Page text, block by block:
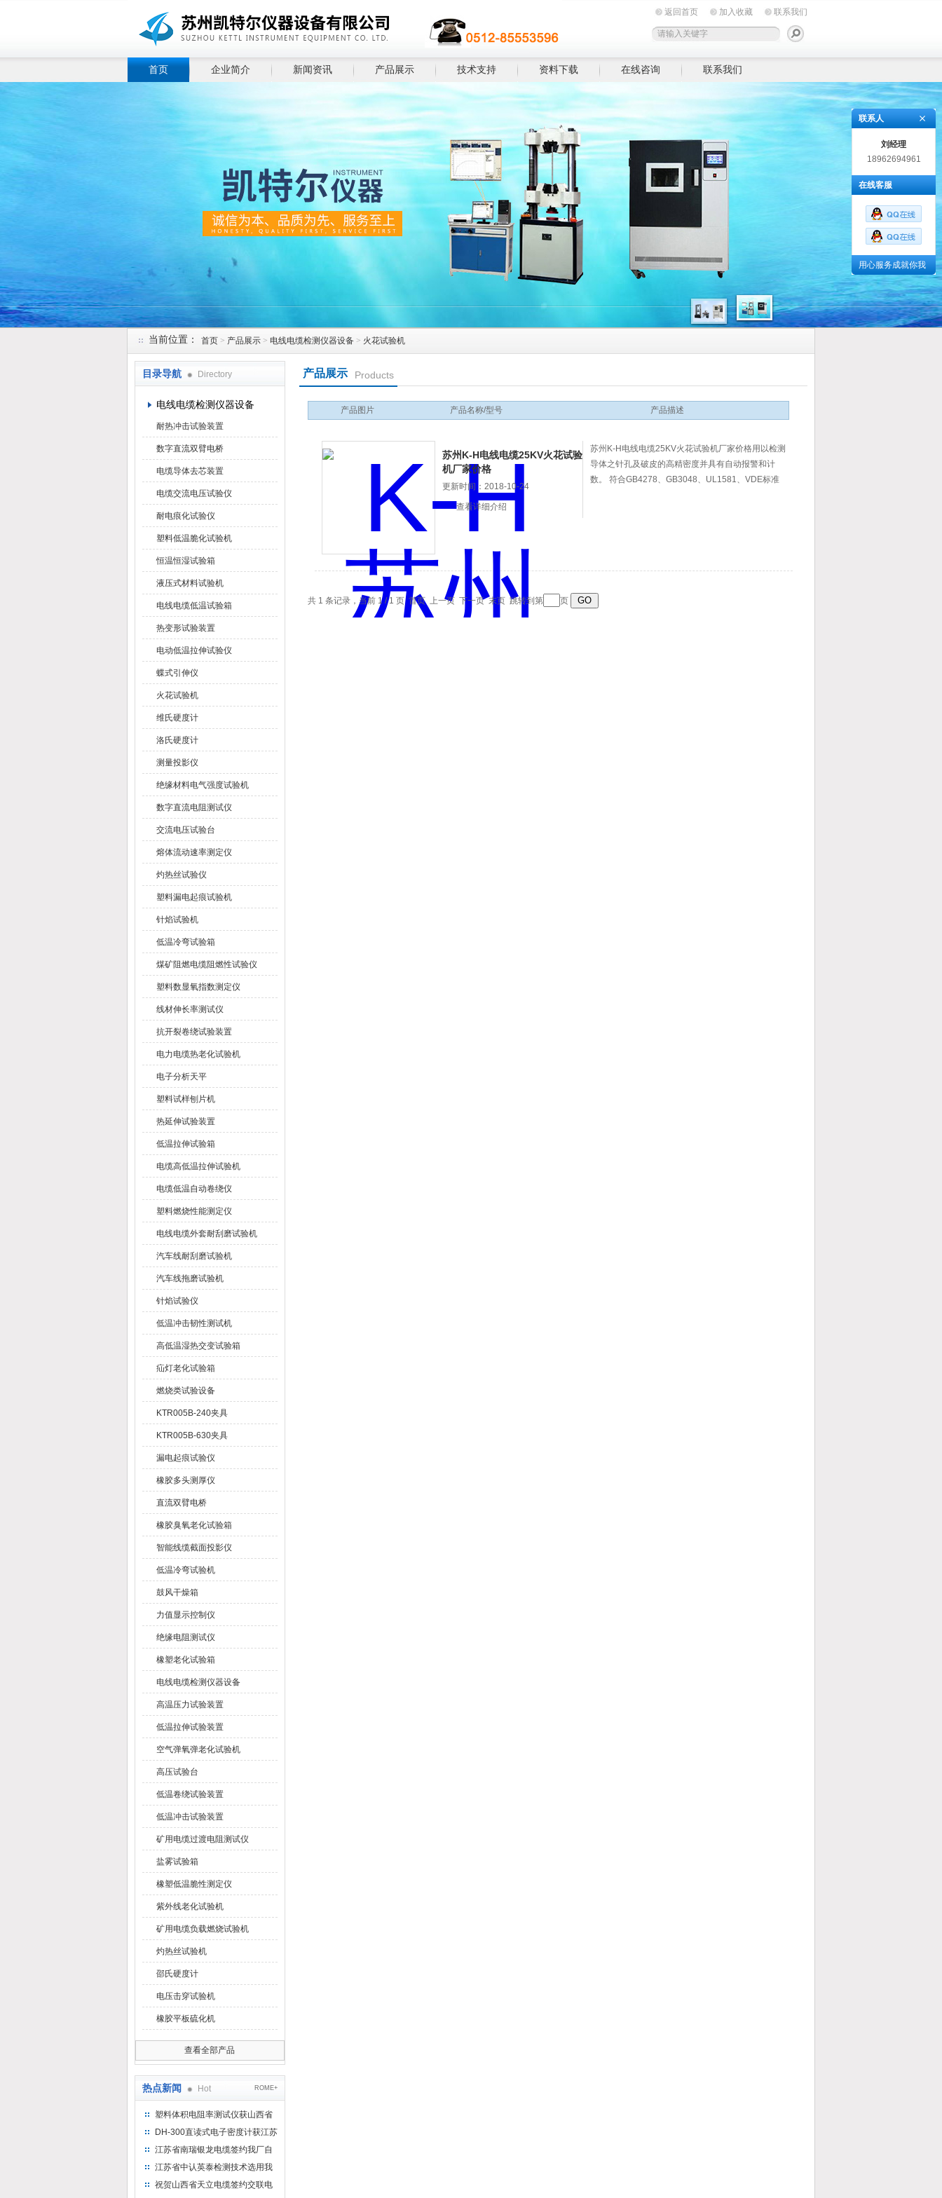
返回首页 加入收藏 联系我们
首页 企业简介 新闻资讯 产品展示 技术支持 资料下载 在线咨询 联系我们
当前位置： 首页 > 产品展示 > 电线电缆检测仪器设备 > 火花试验机
目录导航 Directory
电线电缆检测仪器设备
耐热冲击试验装置
数字直流双臂电桥
电缆导体去芯装置
电缆交流电压试验仪
耐电痕化试验仪
塑料低温脆化试验机
恒温恒湿试验箱
液压式材料试验机
电线电缆低温试验箱
热变形试验装置
电动低温拉伸试验仪
蝶式引伸仪
火花试验机
维氏硬度计
洛氏硬度计
测量投影仪
绝缘材料电气强度试验机
数字直流电阻测试仪
交流电压试验台
熔体流动速率测定仪
灼热丝试验仪
塑料漏电起痕试验机
针焰试验机
低温冷弯试验箱
煤矿阻燃电缆阻燃性试验仪
塑料数显氧指数测定仪
线材伸长率测试仪
抗开裂卷绕试验装置
电力电缆热老化试验机
电子分析天平
塑料试样刨片机
热延伸试验装置
低温拉伸试验箱
电缆高低温拉伸试验机
电缆低温自动卷绕仪
塑料燃烧性能测定仪
电线电缆外套耐刮磨试验机
汽车线耐刮磨试验机
汽车线拖磨试验机
针焰试验仪
低温冲击韧性测试机
高低温湿热交变试验箱
疝灯老化试验箱
燃烧类试验设备
KTR005B-240夹具
KTR005B-630夹具
漏电起痕试验仪
橡胶多头测厚仪
直流双臂电桥
橡胶臭氧老化试验箱
智能线缆截面投影仪
低温冷弯试验机
鼓风干燥箱
力值显示控制仪
绝缘电阻测试仪
橡塑老化试验箱
电线电缆检测仪器设备
高温压力试验装置
低温拉伸试验装置
空气弹氧弹老化试验机
高压试验台
低温卷绕试验装置
低温冲击试验装置
矿用电缆过渡电阻测试仪
盐雾试验箱
橡塑低温脆性测定仪
紫外线老化试验机
矿用电缆负载燃烧试验机
灼热丝试验机
邵氏硬度计
电压击穿试验机
橡胶平板硫化机
查看全部产品
热点新闻 Hot ROME+
塑料体积电阻率测试仪获山西省
水利机械厂选用
DH-300直读式电子密度计获江苏
省苏州市安信塑业选用
江苏省南瑞银龙电缆签约我厂自
然换气老化箱等电缆检测设备
江苏省中认英泰检测技术选用我
厂自然换气老化试验箱
祝贺山西省天立电缆签约交联电
产品展示 Products
产品图片 产品名称/型号 产品描述
苏州K-H电线电缆25KV火花试验
机厂家价格
更新时间：2018-10-24
查看详细介绍
苏州K-H电线电缆25KV火花试验机厂家价格用以检测
导体之针孔及破皮的高精密度并具有自动报警和计
数。 符合GB4278、GB3048、UL1581、VDE标准
共 1 条记录，当前 1 / 1 页 首页 上一页 下一页 末页 跳转到第 页
联系人
刘经理
18962694961
在线客服
用心服务成就你我